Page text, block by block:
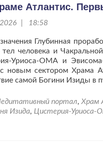
Атлантис.
2026 | 18:58
Глубинная
человека и
Уриоса-ОМА и
с новым сектором Храма
самой Богини Изиды в
портал, Храм
Изида, Цистерия-Уриоса-